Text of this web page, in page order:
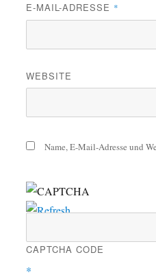
E-MAIL-ADRESSE *
WEBSITE
Name, E-Mail-Adresse und
CAPTCHA CODE
*